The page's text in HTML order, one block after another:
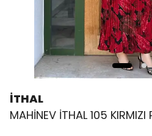
İTHAL
MAHİNEV İTHAL 105 KIRMIZI